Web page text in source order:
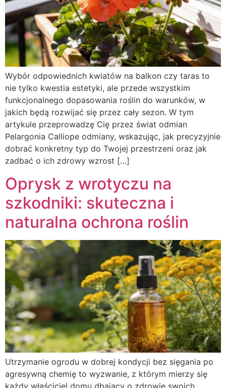
Wybór odpowiednich kwiatów na balkon czy taras to
nie tylko kwestia estetyki, ale przede wszystkim
funkcjonalnego dopasowania roślin do warunków, w
jakich będą rozwijać się przez cały sezon. W tym
artykule przeprowadzę Cię przez świat odmian
Pelargonia Calliope odmiany, wskazując, jak precyzyjnie
dobrać konkretny typ do Twojej przestrzeni oraz jak
zadbać o ich zdrowy wzrost […]
Oprysk z wrotyczu na
szkodniki: skuteczna i
naturalna ochrona roślin
Utrzymanie ogrodu w dobrej kondycji bez sięgania po
agresywną chemię to wyzwanie, z którym mierzy się